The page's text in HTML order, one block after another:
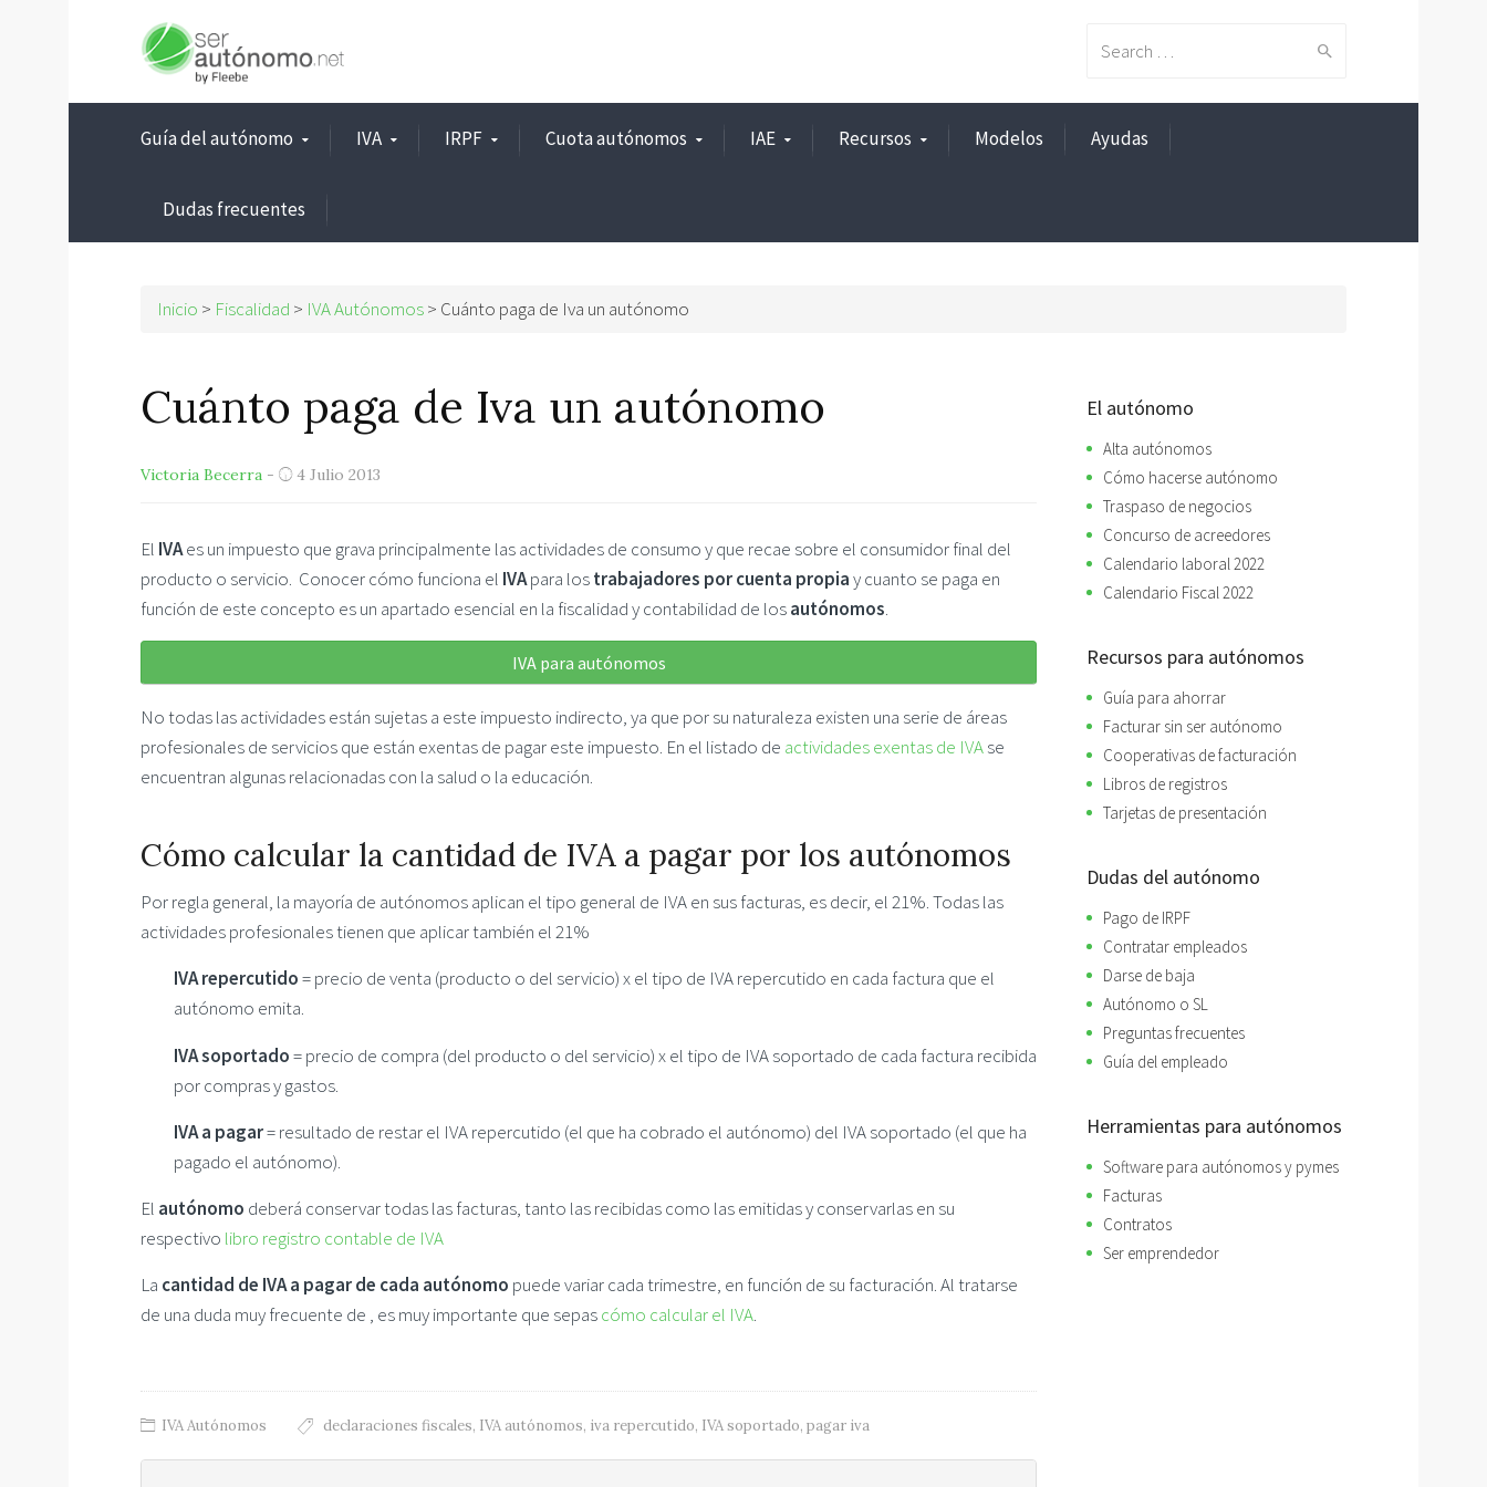
for:
Guía del autónomo IVA IRPF Cuota autónomos IAE Recursos Modelos Ayudas
Dudas frecuentes
Inicio > Fiscalidad > IVA Autónomos> Cuánto paga de Iva un autónomo
Cuánto paga de Iva un autónomo
Victoria Becerra - 4 Julio 2013
El IVAes un impuesto que grava principalmente las actividades de consumo y que recae sobre el consumidor final del
producto o servicio. Conocer cómo funciona el IVApara lostrabajadores por cuenta propiay cuanto se paga en
función de este concepto es un apartado esencial en la fiscalidad y contabilidad de losautónomos.
IVA para autónomos
No todas las actividades están sujetas a este impuesto indirecto, ya que por su naturaleza existen una serie de áreas
profesionales de servicios que están exentas de pagar este impuesto. En el listado de actividades exentas de IVAse
encuentran algunas relacionadas con la salud o la educación.
Cómo calcular la cantidad de IVA a pagar por los autónomos
Por regla general, la mayoría de autónomos aplican el tipo general de IVA en sus facturas, es decir, el 21%. Todas las
actividades profesionales tienen que aplicar también el 21%
IVA repercutido= precio de venta (producto o del servicio) x el tipo de IVA repercutido en cada factura que el
autónomo emita.
IVA soportado= precio de compra (del producto o del servicio) x el tipo de IVA soportado de cada factura recibida
por compras y gastos.
IVA a pagar= resultado de restar el IVA repercutido (el que ha cobrado el autónomo) del IVA soportado (el que ha
pagado el autónomo).
El autónomo deberá conservar todas las facturas, tanto las recibidas como las emitidas y conservarlas en su
respectivo libro registro contable de IVA
La cantidad de IVA a pagar de cada autónomo puede variar cada trimestre, en función de su facturación. Al tratarse
de una duda muy frecuente de , es muy importante que sepascómo calcular el IVA.
IVA Autónomos declaraciones fiscales, IVA autónomos, iva repercutido, IVA soportado, pagar iva
El autónomo
Alta autónomos
Cómo hacerse autónomo
Traspaso de negocios
Concurso de acreedores
Calendario laboral 2022
Calendario Fiscal 2022
Recursos para autónomos
Guía para ahorrar
Facturar sin ser autónomo
Cooperativas de facturación
Libros de registros
Tarjetas de presentación
Dudas del autónomo
Pago de IRPF
Contratar empleados
Darse de baja
Autónomo o SL
Preguntas frecuentes
Guía del empleado
Herramientas para autónomos
Software para autónomos y pymes
Facturas
Contratos
Ser emprendedor